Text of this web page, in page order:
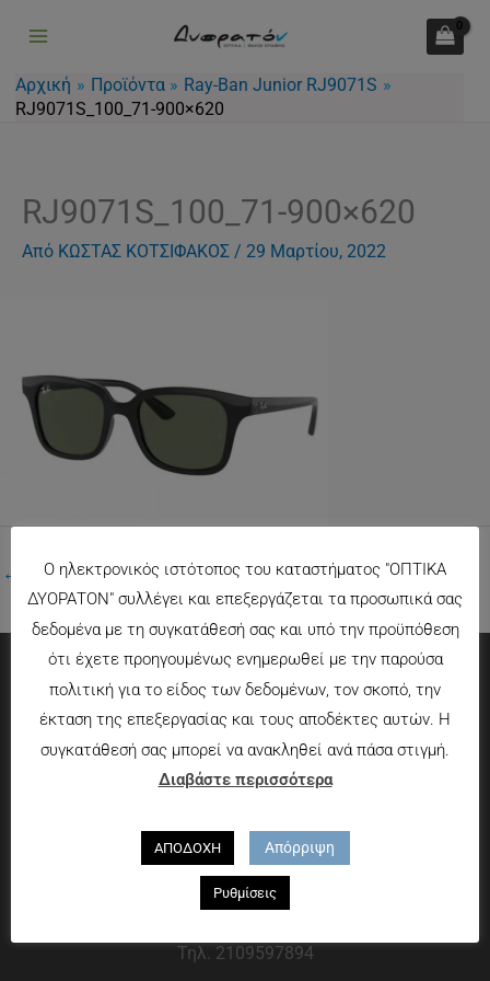
περιεχόμενο
Αρχική Προϊόντα
Ray-Ban Junior RJ9071S
RJ9071S_100_71-900×620
RJ9071S_100_71-900×620
Από ΚΩΣΤΑΣ ΚΟΤΣΙΦΑΚΟΣ / 29 Μαρτίου, 2022
← Προηγούμενο Πολυμέσα
Πληροφορίες
Τρόποι πληρωμής
Τρόποι αποστολής
Που θα μας βρείτε
Χαροκόπου 13-15, Αθήνα 176 72
Τηλ. 2109597894
Ο ηλεκτρονικός ιστότοπος του καταστήματος "ΟΠΤΙΚΑ
ΔΥΟΡΑΤΟΝ" συλλέγει και επεξεργάζεται τα προσωπικά σας
δεδομένα με τη συγκατάθεσή σας και υπό την προϋπόθεση
ότι έχετε προηγουμένως ενημερωθεί με την παρούσα
πολιτική για το είδος των δεδομένων, τον σκοπό, την
έκταση της επεξεργασίας και τους αποδέκτες αυτών. Η
συγκατάθεσή σας μπορεί να ανακληθεί ανά πάσα στιγμή.
Διαβάστε περισσότερα
ΑΠΟΔΟΧΗ Απόρριψη
Ρυθμίσεις